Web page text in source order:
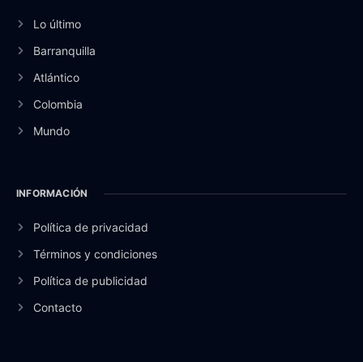
Lo último
Barranquilla
Atlántico
Colombia
Mundo
INFORMACIÓN
Política de privacidad
Términos y condiciones
Política de publicidad
Contacto